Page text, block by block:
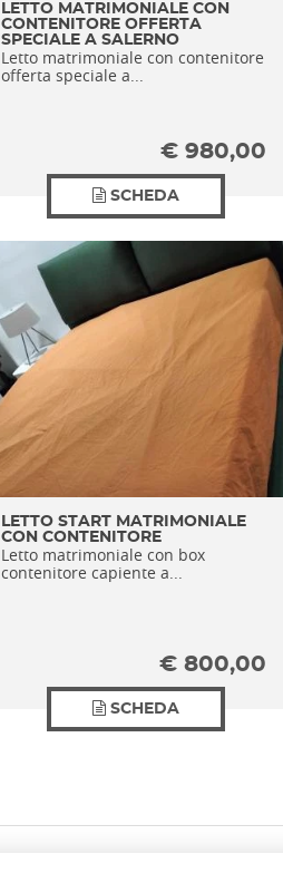
LETTO MATRIMONIALE CON
CONTENITORE OFFERTA
SPECIALE A SALERNO
Letto matrimoniale con contenitore
offerta speciale a...
€ 980,00
SCHEDA
LETTO START MATRIMONIALE
CON CONTENITORE
Letto matrimoniale con box
contenitore capiente a...
€ 800,00
SCHEDA